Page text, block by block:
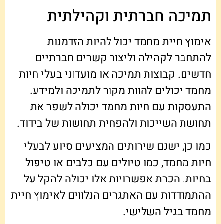
תמיכה חברתית וקהילתית
אימוץ חיית מחמד יכול להיות הזדמנות
להתחבר לקהילה וליצור קשרים חברתיים
חדשים. קבוצות תמיכה או מועדוני בעלי חיות
מחמד יכולים להוות מקור לתמיכה ולמידע.
התעסקות עם חיות מחמד יכולה לשפר את
תחושת השייכות ולהפחית תחושות של בידוד.
כמו כן, ישנם שירותים המציעים סיוע לבעלי
חיות מחמד, כמו טיולים עם כלבים או טיפול
בחיות. הכרת אפשרויות אלו יכולה להקל על
ההתמודדות עם האתגרים הנלווים לאימוץ חיית
מחמד בגיל השלישי.